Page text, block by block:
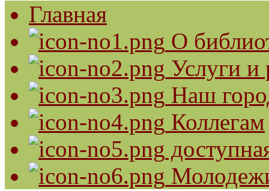
Главная
О
Услуги и
Наш
Коллегам